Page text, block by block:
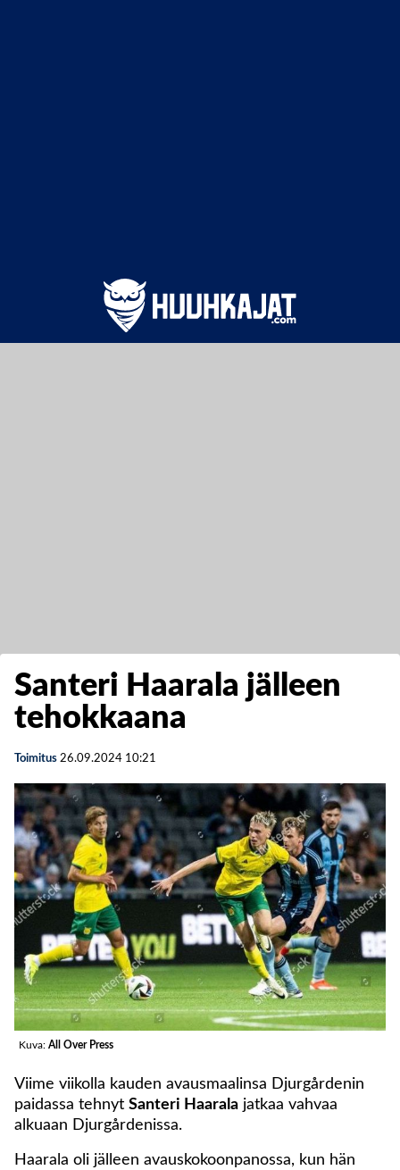
Santeri Haarala jälleen
tehokkaana
Toimitus 26.09.2024 10:21
Kuva: All Over Press
Viime viikolla kauden avausmaalinsa Djurgårdenin
paidassa tehnyt Santeri Haarala jatkaa vahvaa
alkuaan Djurgårdenissa.
Haarala oli jälleen avauskokoonpanossa, kun hän